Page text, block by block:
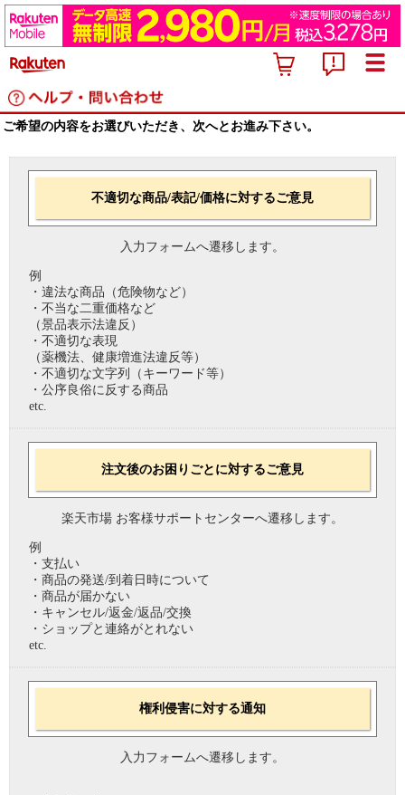
ご希望の内容をお選びいただき、次へとお進み下さい。
不適切な商品/表記/価格に対するご意見
入力フォームへ遷移します。
例
・違法な商品（危険物など）
・不当な二重価格など
（景品表示法違反）
・不適切な表現
（薬機法、健康増進法違反等）
・不適切な文字列（キーワード等）
・公序良俗に反する商品
etc.
注文後のお困りごとに対するご意見
楽天市場 お客様サポートセンターへ遷移します。
例
・支払い
・商品の発送/到着日時について
・商品が届かない
・キャンセル/返金/返品/交換
・ショップと連絡がとれない
etc.
権利侵害に対する通知
入力フォームへ遷移します。